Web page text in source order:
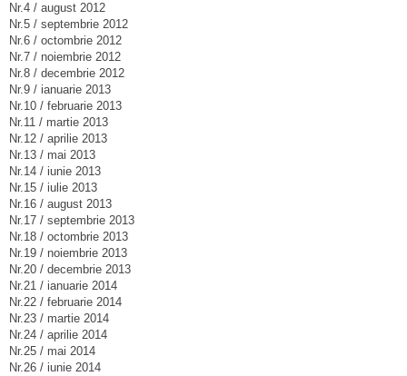
Nr.4 / august 2012
Nr.5 / septembrie 2012
Nr.6 / octombrie 2012
Nr.7 / noiembrie 2012
Nr.8 / decembrie 2012
Nr.9 / ianuarie 2013
Nr.10 / februarie 2013
Nr.11 / martie 2013
Nr.12 / aprilie 2013
Nr.13 / mai 2013
Nr.14 / iunie 2013
Nr.15 / iulie 2013
Nr.16 / august 2013
Nr.17 / septembrie 2013
Nr.18 / octombrie 2013
Nr.19 / noiembrie 2013
Nr.20 / decembrie 2013
Nr.21 / ianuarie 2014
Nr.22 / februarie 2014
Nr.23 / martie 2014
Nr.24 / aprilie 2014
Nr.25 / mai 2014
Nr.26 / iunie 2014